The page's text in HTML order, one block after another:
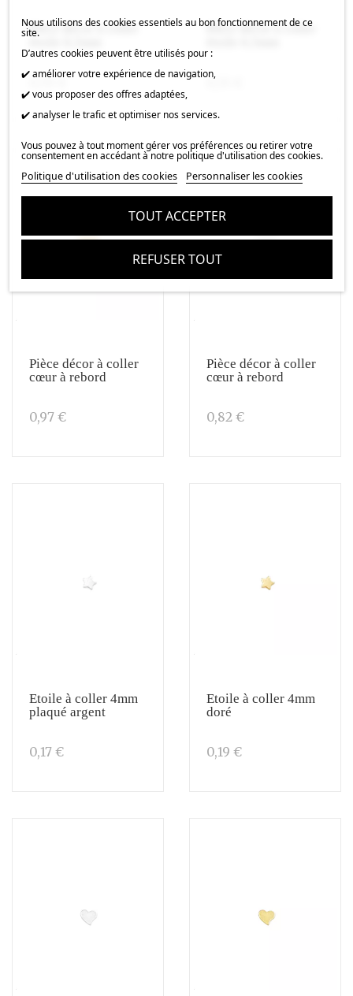
Pièce décor à coller
Pièce décor à coller
0,55 €
Pièce décor à coller
cœur à rebord
0,97 €
Pièce décor à coller
cœur à rebord
0,82 €
Etoile à coller 4mm
plaqué argent
0,17 €
Etoile à coller 4mm
doré
0,19 €
Nous utilisons des cookies essentiels au bon fonctionnement de ce
site.
D’autres cookies peuvent être utilisés pour :
✔️ améliorer votre expérience de navigation,
✔️ vous proposer des offres adaptées,
✔️ analyser le trafic et optimiser nos services.
Vous pouvez à tout moment gérer vos préférences ou retirer votre
consentement en accédant à notre politique d'utilisation des cookies.
Politique d'utilisation des cookies
Personnaliser les cookies
REFUSER TOUT
TOUT ACCEPTER